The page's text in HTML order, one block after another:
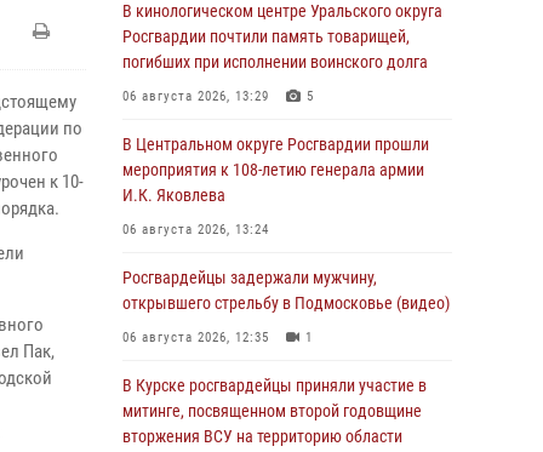
по
к 10-
Пак,
В кинологическом центре Уральского округа
Росгвардии почтили память товарищей,
погибших при исполнении воинского долга
06 августа 2026, 13:29 5
В Центральном округе Росгвардии прошли
мероприятия к 108‑летию генерала армии
И.К. Яковлева
06 августа 2026, 13:24
Росгвардейцы задержали мужчину,
открывшего стрельбу в Подмосковье (видео)
06 августа 2026, 12:35 1
В Курске росгвардейцы приняли участие в
митинге, посвященном второй годовщине
вторжения ВСУ на территорию области